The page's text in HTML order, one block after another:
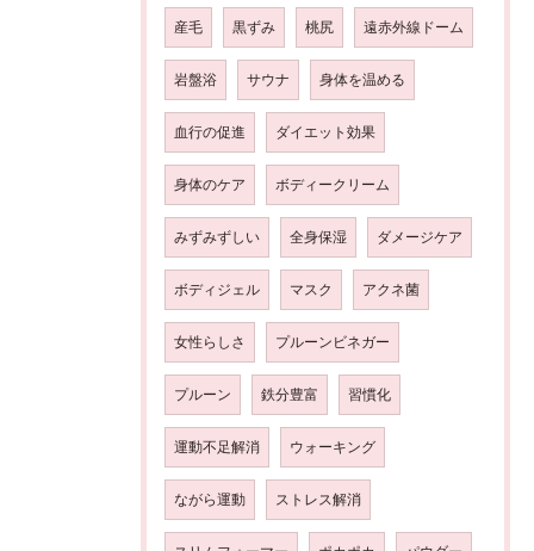
産毛 黒ずみ 桃尻 遠赤外線ドーム
岩盤浴 サウナ 身体を温める
血行の促進 ダイエット効果
身体のケア ボディークリーム
みずみずしい 全身保湿 ダメージケア
ボディジェル マスク アクネ菌
女性らしさ プルーンビネガー
プルーン 鉄分豊富 習慣化
運動不足解消 ウォーキング
ながら運動 ストレス解消